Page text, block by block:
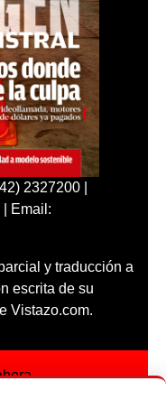
2327200 |
Email:
y traducción a
escrita de su
Vistazo.com.